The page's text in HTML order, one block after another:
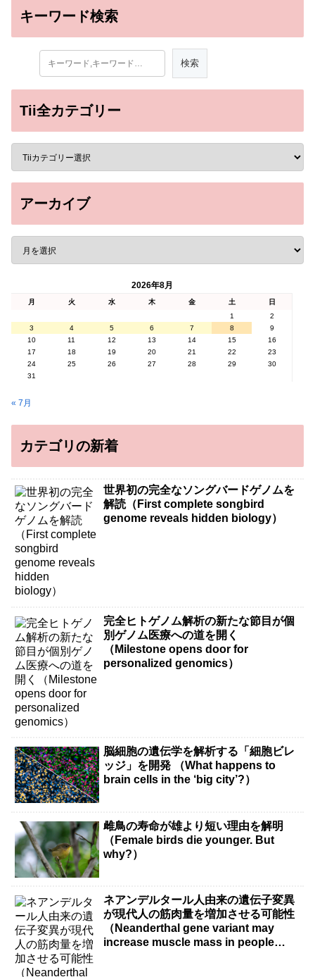
キーワード検索
Tii全カテゴリー
アーカイブ
2026年8月
月 火 水 木 金 土
日
1
2
3
4 5 6 7 8
9
10
11 12 13 14 15
16
17
18 19 20 21 22
23
24
25 26 27 28 29
30
31
« 7月
カテゴリの新着
世界初の完全なソングバードゲノムを
解読（First complete songbird
genome reveals hidden biology）
完全ヒトゲノム解析の新たな節目が個
別ゲノム医療への道を開く
（Milestone opens door for
personalized genomics）
脳細胞の遺伝学を解析する「細胞ビレ
ッジ」を開発 （What happens to
brain cells in the ‘big city’?）
雌鳥の寿命が雄より短い理由を解明
（Female birds die younger. But
why?）
ネアンデルタール人由来の遺伝子変異
が現代人の筋肉量を増加させる可能性
（Neanderthal gene variant may
increase muscle mass in people